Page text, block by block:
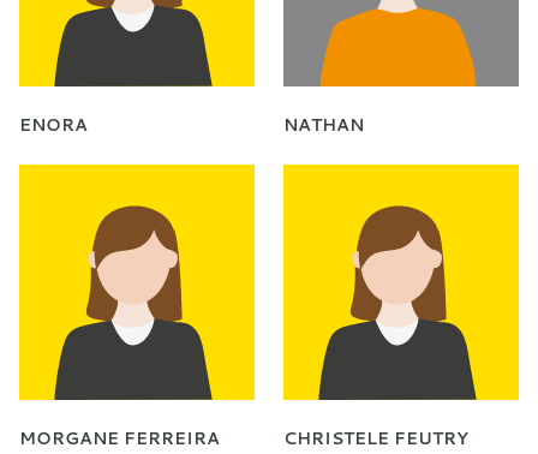
ENORA NATHAN
MORGANE FERREIRA CHRISTELE FEUTRY